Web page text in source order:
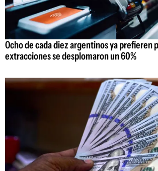
Ocho de cada diez argentinos ya prefieren
extracciones se desplomaron un 60%